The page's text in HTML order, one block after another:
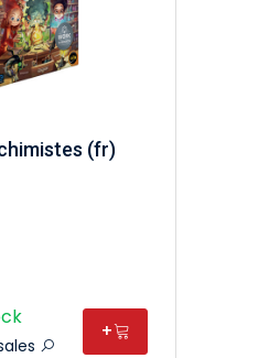
(fr)
+